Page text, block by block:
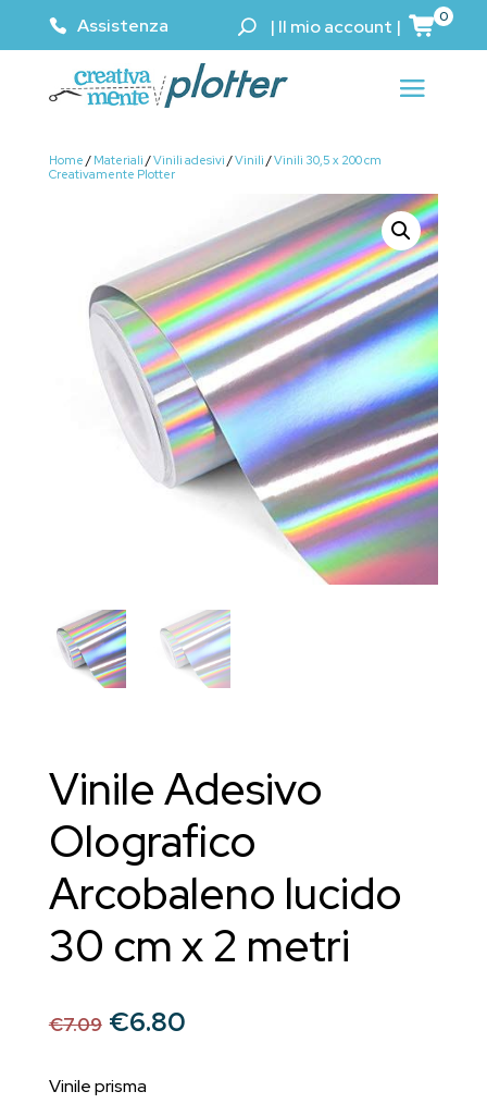
Assistenza | Il mio account | 0
Home / Materiali /Vinili adesivi /Vinili /Vinili 30,5 x 200 cm
Creativamente Plotter
Vinile Adesivo
Olografico
Arcobaleno lucido
30 cm x 2 metri
€7.09 Il
originale
€6.80Il
Vinile prisma